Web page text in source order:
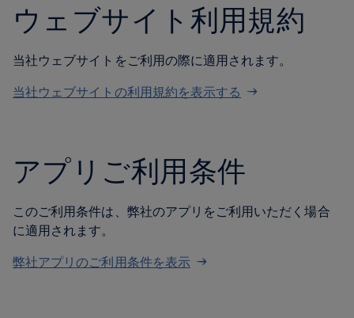
ウェブサイト利用規約
当社ウェブサイトをご利用の際に適用されます。
当社ウェブサイトの利用規約を表示する
アプリご利用条件
このご利用条件は、弊社のアプリをご利用いただく場合
に適用されます。
弊社アプリのご利用条件を表示